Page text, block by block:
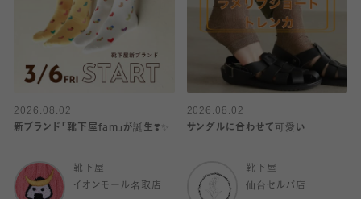
2026.08.02
新ブランド「靴下屋fam」が誕生❣️✨
靴下屋
イオンモール名取店
2026.08.02
サンダルに合わせて可愛い
靴下屋
仙台セルバ店